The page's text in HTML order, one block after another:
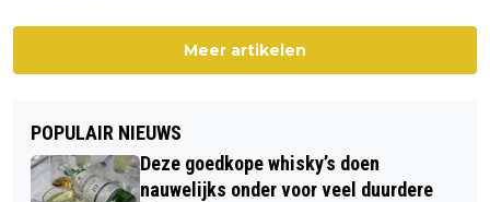
Meer artikelen
POPULAIR NIEUWS
Deze goedkope whisky’s doen
nauwelijks onder voor veel duurdere